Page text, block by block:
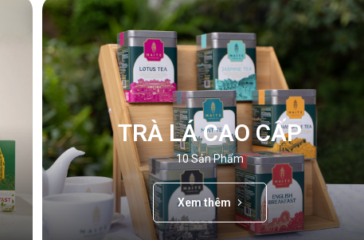
TRÀ LÁ CAO CẤP
10Sản Phẩm
Xem thêm